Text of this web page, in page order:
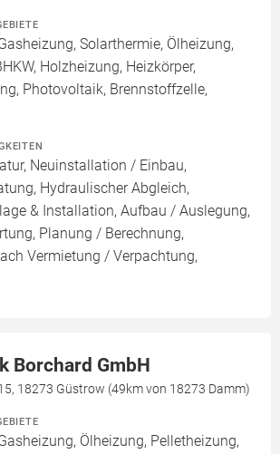
Solarthermie, Ölheizung,
Holzheizung, Heizkörper,
Photovoltaik, Brennstoffzelle,
Neuinstallation / Einbau,
Hydraulischer Abgleich,
& Installation, Aufbau / Auslegung,
Planung / Berechnung,
Vermietung / Verpachtung,
Borchard GmbH
18273 Güstrow (49km von 18273 Damm)
Ölheizung, Pelletheizung,